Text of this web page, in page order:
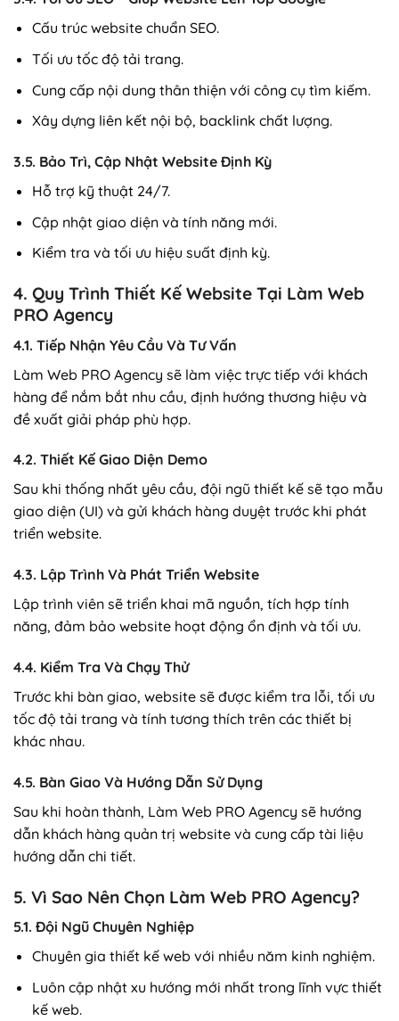
Cấu trúc website chuẩn SEO.
Tối ưu tốc độ tải trang.
Cung cấp nội dung thân thiện với công cụ tìm kiếm.
Xây dựng liên kết nội bộ, backlink chất lượng.
3.5. Bảo Trì, Cập Nhật Website Định Kỳ
Hỗ trợ kỹ thuật 24/7.
Cập nhật giao diện và tính năng mới.
Kiểm tra và tối ưu hiệu suất định kỳ.
4. Quy Trình Thiết Kế Website Tại Làm Web
PRO Agency
4.1. Tiếp Nhận Yêu Cầu Và Tư Vấn
Làm Web PRO Agency sẽ làm việc trực tiếp với khách
hàng để nắm bắt nhu cầu, định hướng thương hiệu và
đề xuất giải pháp phù hợp.
4.2. Thiết Kế Giao Diện Demo
Sau khi thống nhất yêu cầu, đội ngũ thiết kế sẽ tạo mẫu
giao diện (UI) và gửi khách hàng duyệt trước khi phát
triển website.
4.3. Lập Trình Và Phát Triển Website
Lập trình viên sẽ triển khai mã nguồn, tích hợp tính
năng, đảm bảo website hoạt động ổn định và tối ưu.
4.4. Kiểm Tra Và Chạy Thử
Trước khi bàn giao, website sẽ được kiểm tra lỗi, tối ưu
tốc độ tải trang và tính tương thích trên các thiết bị
khác nhau.
4.5. Bàn Giao Và Hướng Dẫn Sử Dụng
Sau khi hoàn thành, Làm Web PRO Agency sẽ hướng
dẫn khách hàng quản trị website và cung cấp tài liệu
hướng dẫn chi tiết.
5. Vì Sao Nên Chọn Làm Web PRO Agency?
5.1. Đội Ngũ Chuyên Nghiệp
Chuyên gia thiết kế web với nhiều năm kinh nghiệm.
Luôn cập nhật xu hướng mới nhất trong lĩnh vực thiết
kế web.